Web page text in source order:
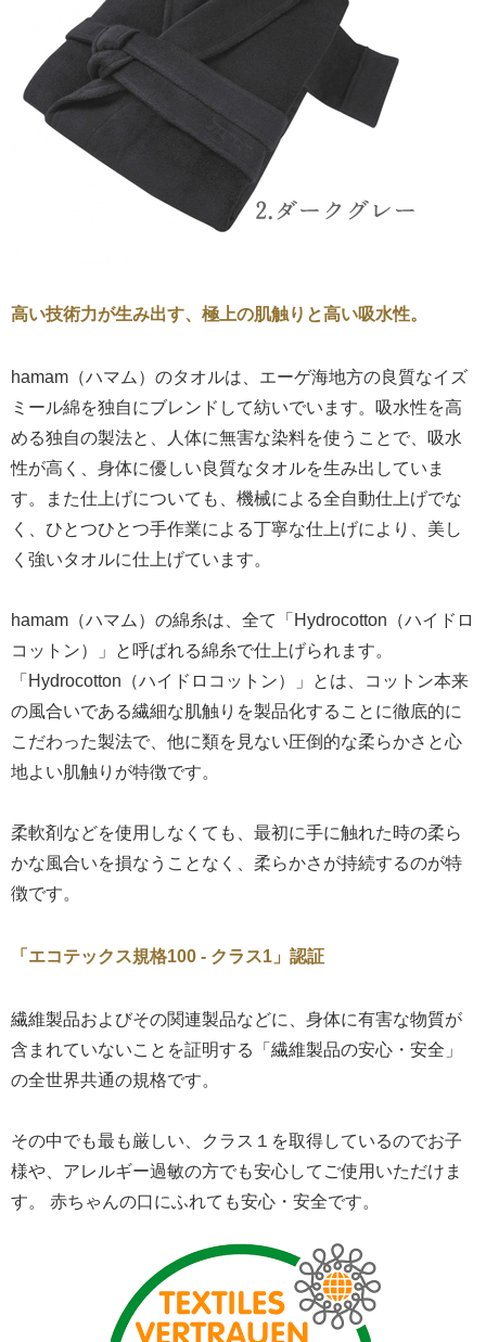
高い技術力が生み出す、極上の肌触りと高い吸水性。
hamam（ハマム）のタオルは、エーゲ海地方の良質なイズ
ミール綿を独自にブレンドして紡いでいます。吸水性を高
める独自の製法と、人体に無害な染料を使うことで、吸水
性が高く、身体に優しい良質なタオルを生み出していま
す。また仕上げについても、機械による全自動仕上げでな
く、ひとつひとつ手作業による丁寧な仕上げにより、美し
く強いタオルに仕上げています。
hamam（ハマム）の綿糸は、全て「Hydrocotton（ハイドロ
コットン）」と呼ばれる綿糸で仕上げられます。
「Hydrocotton（ハイドロコットン）」とは、コットン本来
の風合いである繊細な肌触りを製品化することに徹底的に
こだわった製法で、他に類を見ない圧倒的な柔らかさと心
地よい肌触りが特徴です。
柔軟剤などを使用しなくても、最初に手に触れた時の柔ら
かな風合いを損なうことなく、柔らかさが持続するのが特
徴です。
「エコテックス規格100 - クラス1」認証
繊維製品およびその関連製品などに、身体に有害な物質が
含まれていないことを証明する「繊維製品の安心・安全」
の全世界共通の規格です。
その中でも最も厳しい、クラス１を取得しているのでお子
様や、アレルギー過敏の方でも安心してご使用いただけま
す。 赤ちゃんの口にふれても安心・安全です。